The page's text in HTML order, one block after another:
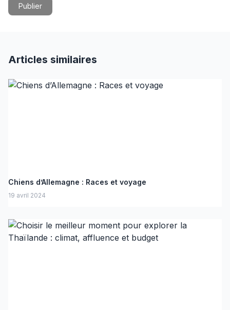
Publier
Articles similaires
Chiens d’Allemagne : Races et voyage
19 avril 2024